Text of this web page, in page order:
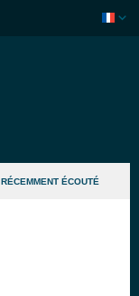
RÉCEMMENT ÉCOUTÉ